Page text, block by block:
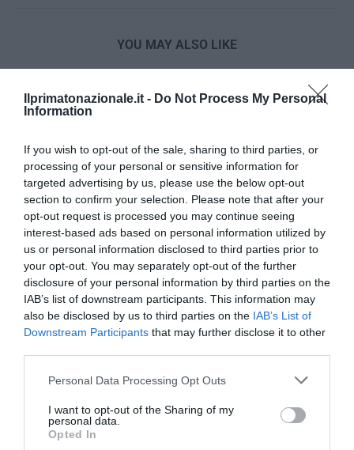
Ilprimatonazionale.it - Do Not Process My Personal
Information
If you wish to opt-out of the sale, sharing to third parties, or
processing of your personal or sensitive information for
targeted advertising by us, please use the below opt-out
section to confirm your selection. Please note that after your
opt-out request is processed you may continue seeing
interest-based ads based on personal information utilized by
us or personal information disclosed to third parties prior to
your opt-out. You may separately opt-out of the further
disclosure of your personal information by third parties on the
IAB’s list of downstream participants. This information may
also be disclosed by us to third parties on the IAB’s List of
Downstream Participants that may further disclose it to other
Please note that this website/app uses one or more Google
not limited to your visit or usage behaviour. You may click to
grant or deny consent to Google and its third-party tags to
use your data for below specified purposes in below Google
Personal Data Processing Opt Outs
I want to opt-out of the Sharing of my
personal data.
Opted In
YOU MAY ALSO LIKE
L’Anpi divora se stessa: la fabbrica delle scomuniche
esplode su Israele